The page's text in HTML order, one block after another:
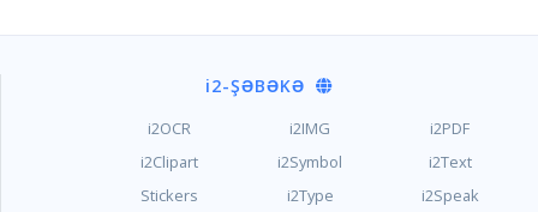
i2-ŞƏBƏKƏ
i2PDF
i2IMG
i2OCR
i2Text
i2Symbol
i2Clipart
i2Speak
i2Type
Stickers